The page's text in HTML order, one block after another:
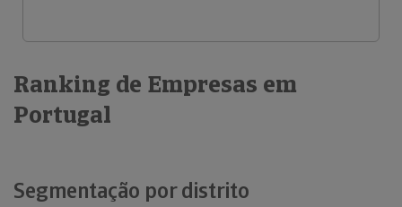
Ranking de Empresas em
Portugal
Segmentação por distrito